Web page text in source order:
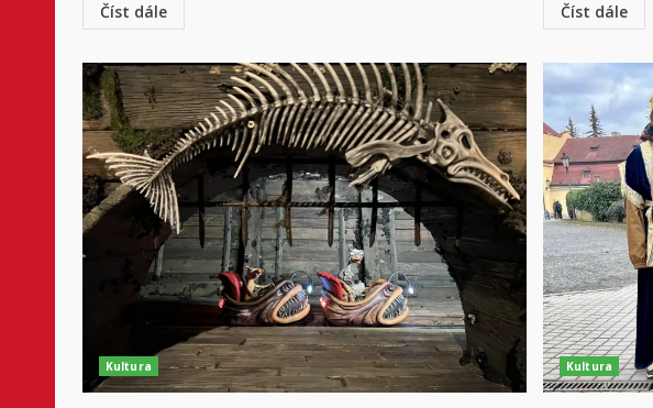
Číst dále Číst dále
Kultura Kultura